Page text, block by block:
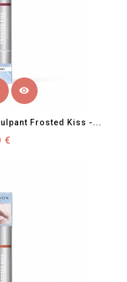
visibility
Frosted Kiss -...
€